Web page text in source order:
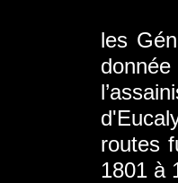
les
routes
1801 à